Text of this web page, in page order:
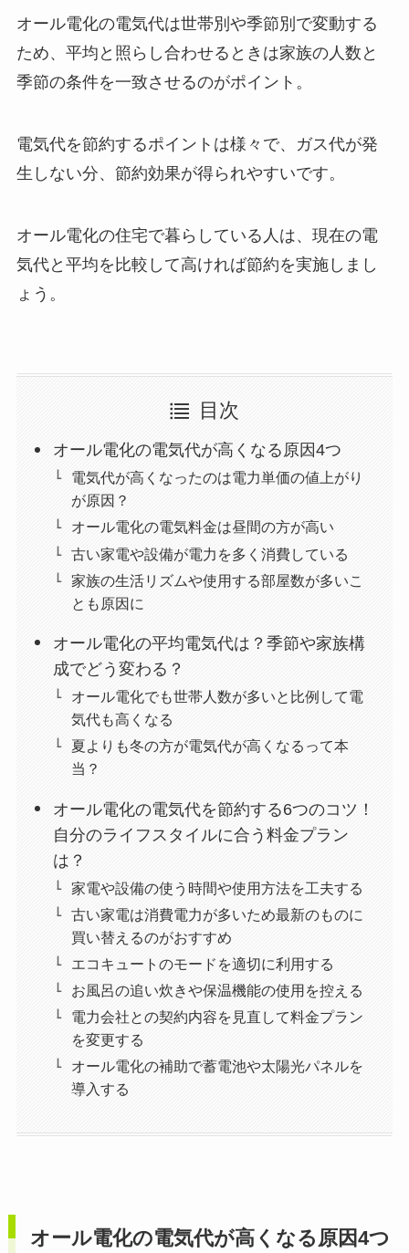
オール電化の電気代は世帯別や季節別で変動する
ため、平均と照らし合わせるときは家族の人数と
季節の条件を一致させるのがポイント。
電気代を節約するポイントは様々で、ガス代が発
生しない分、節約効果が得られやすいです。
オール電化の住宅で暮らしている人は、現在の電
気代と平均を比較して高ければ節約を実施しまし
ょう。
目次
オール電化の電気代が高くなる原因4つ
電気代が高くなったのは電力単価の値上がり
が原因？
オール電化の電気料金は昼間の方が高い
古い家電や設備が電力を多く消費している
家族の生活リズムや使用する部屋数が多いこ
とも原因に
オール電化の平均電気代は？季節や家族構
成でどう変わる？
オール電化でも世帯人数が多いと比例して電
気代も高くなる
夏よりも冬の方が電気代が高くなるって本
当？
オール電化の電気代を節約する6つのコツ！
自分のライフスタイルに合う料金プラン
は？
家電や設備の使う時間や使用方法を工夫する
古い家電は消費電力が多いため最新のものに
買い替えるのがおすすめ
エコキュートのモードを適切に利用する
お風呂の追い炊きや保温機能の使用を控える
電力会社との契約内容を見直して料金プラン
を変更する
オール電化の補助で蓄電池や太陽光パネルを
導入する
オール電化の電気代が高くなる原因4つ